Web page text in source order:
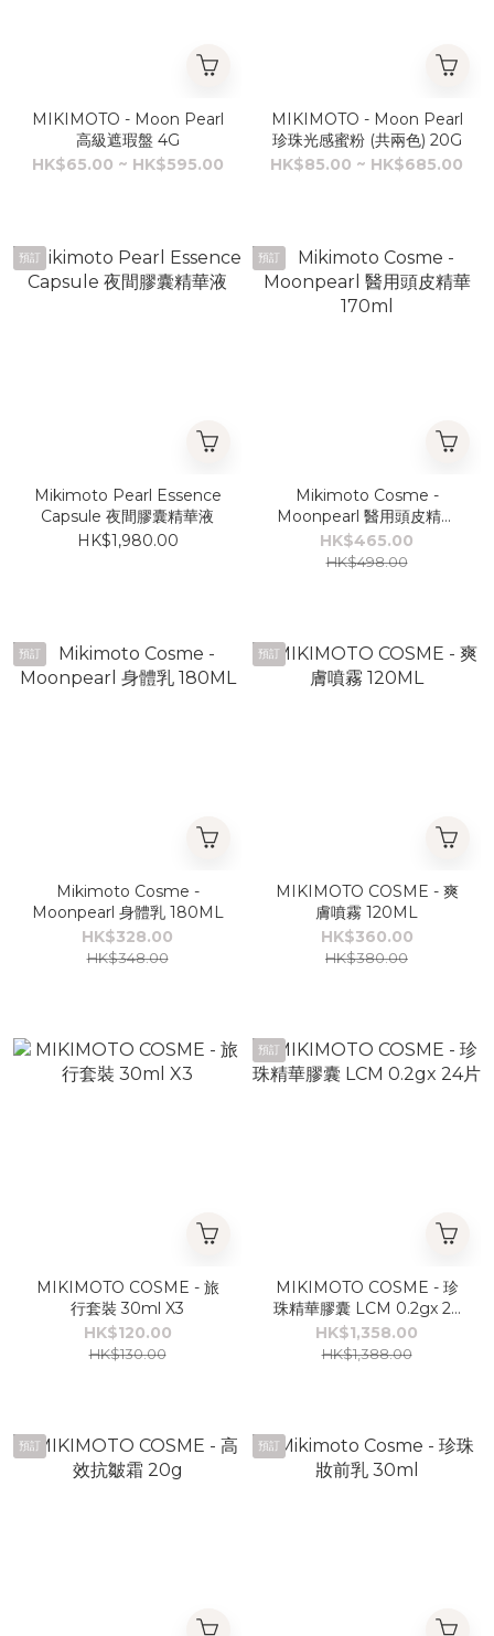
MIKIMOTO - Moon Pearl
高級遮瑕盤 4G
HK$65.00 ~ HK$595.00
MIKIMOTO - Moon Pearl
珍珠光感蜜粉 (共兩色) 20G
HK$85.00 ~ HK$685.00
預訂
Mikimoto Pearl Essence
Capsule 夜間膠囊精華液
HK$1,980.00
預訂
Mikimoto Cosme -
Moonpearl 醫用頭皮精華
170ml
HK$465.00
HK$498.00
預訂
Mikimoto Cosme -
Moonpearl 身體乳 180ML
HK$328.00
HK$348.00
預訂
MIKIMOTO COSME - 爽
膚噴霧 120ML
HK$360.00
HK$380.00
MIKIMOTO COSME - 旅
行套裝 30ml X3
HK$120.00
HK$130.00
預訂
MIKIMOTO COSME - 珍
珠精華膠囊 LCM 0.2gx 24
片
HK$1,358.00
HK$1,388.00
預訂 預訂